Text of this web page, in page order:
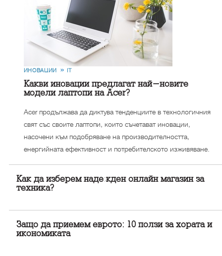
ИНОВАЦИИ IT
Какви иновации предлагат най-новите
модели лаптопи на Acer?
Acer продължава да диктува тенденциите в технологичния
свят със своите лаптопи, които съчетават иновации,
насочени към подобряване на производителността,
енергийната ефективност и потребителското изживяване.
Как да изберем надежден онлайн магазин за
техника?
Защо да приемем еврото: 10 ползи за хората и
икономиката